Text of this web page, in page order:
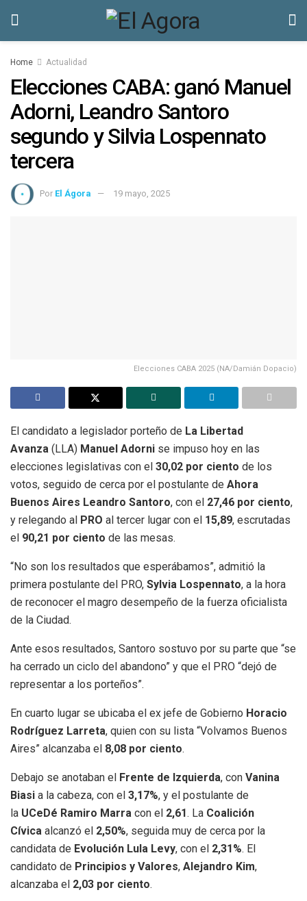
Home Actualidad
Elecciones CABA: ganó Manuel
Adorni, Leandro Santoro
segundo y Silvia Lospennato
tercera
Por El Ágora 19 mayo, 2025
Elecciones CABA 2025 (NA/Damián Dopacio)
El candidato a legislador porteño de La Libertad
Avanza (LLA) Manuel Adorni se impuso hoy en las
elecciones legislativas con el 30,02 por ciento de los
votos, seguido de cerca por el postulante de Ahora
Buenos Aires Leandro Santoro, con el 27,46 por ciento,
y relegando al PRO al tercer lugar con el 15,89, escrutadas
el 90,21 por ciento de las mesas.
“No son los resultados que esperábamos”, admitió la
primera postulante del PRO, Sylvia Lospennato, a la hora
de reconocer el magro desempeño de la fuerza oficialista
de la Ciudad.
Ante esos resultados, Santoro sostuvo por su parte que “se
ha cerrado un ciclo del abandono” y que el PRO “dejó de
representar a los porteños”.
En cuarto lugar se ubicaba el ex jefe de Gobierno Horacio
Rodríguez Larreta, quien con su lista “Volvamos Buenos
Aires” alcanzaba el 8,08 por ciento.
Debajo se anotaban el Frente de Izquierda, con Vanina
Biasi a la cabeza, con el 3,17%, y el postulante de
la UCeDé Ramiro Marra con el 2,61. La Coalición
Cívica alcanzó el 2,50%, seguida muy de cerca por la
candidata de Evolución Lula Levy, con el 2,31%. El
candidato de Principios y Valores, Alejandro Kim,
alcanzaba el 2,03 por ciento.